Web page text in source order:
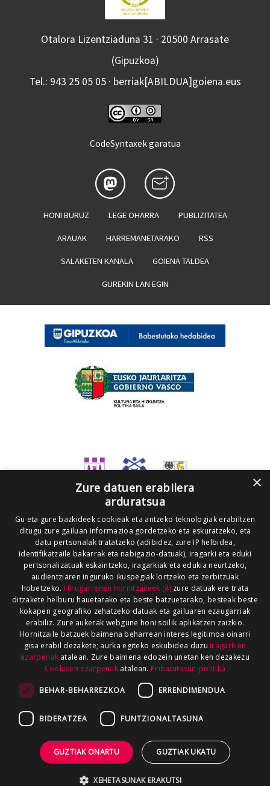
Otalora Lizentziaduna 31 · 20500 Arrasate
(Gipuzkoa)
Tel.: 943 25 05 05 · berriak[ABILDUA]goiena.eus
CodeSyntaxek garatua
HONI BURUZ LEGE OHARRA PUBLIZITATEA
ARAUAK HARREMANETARAKO RSS
SALAKETEN KANALA GOIENA TALDEA
GUREKIN LAN EGIN
×
Zure datuen erabilera
arduratsua
Gu eta gure bazkideek cookieak eta antzeko teknologiak erabiltzen
ditugu zure gailuan informazioa gordetzeko eta eskuratzeko, eta
datu pertsonalak tratatzeko (adibidez, zure IP helbidea,
identifikatzaile bakarrak eta nabigazio-datuak), iragarki eta eduki
pertsonalizatuak eskaintzeko, iragarkiak eta edukia neurtzeko,
audientziaren inguruko ikuspegiak lortzeko eta zerbitzuak
hobetzeko. Hirugarrenen hornitzaileek (4)zure datuak ere trata
ditzakete helburu hauetarako eta beste batzuetarako, besteak beste
kokapen geografiko zehatzeko datuak eta gailuaren ezaugarriak
erabiliz. Zure aukerak webgune honi soilik aplikatzen zaizkio.
Hornitzaile batzuek baimena beharrean interes legitimoa oinarri
gisa erabil dezakete; aurka egiteko eskubidea duzu Iragarkien
ezarpenakatalean. Zure baimena edozein unetan ken dezakezu
Cookieen ezarpenak atalean. Pribatutasun-politika
BEHAR-BEHARREZKOA ERRENDIMENDUA
BIDERATZEA FUNTZIONALTASUNA
GUZTIAK ONARTU GUZTIAK UKATU
XEHETASUNAK ERAKUTSI